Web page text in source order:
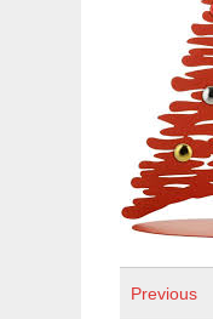
Previous